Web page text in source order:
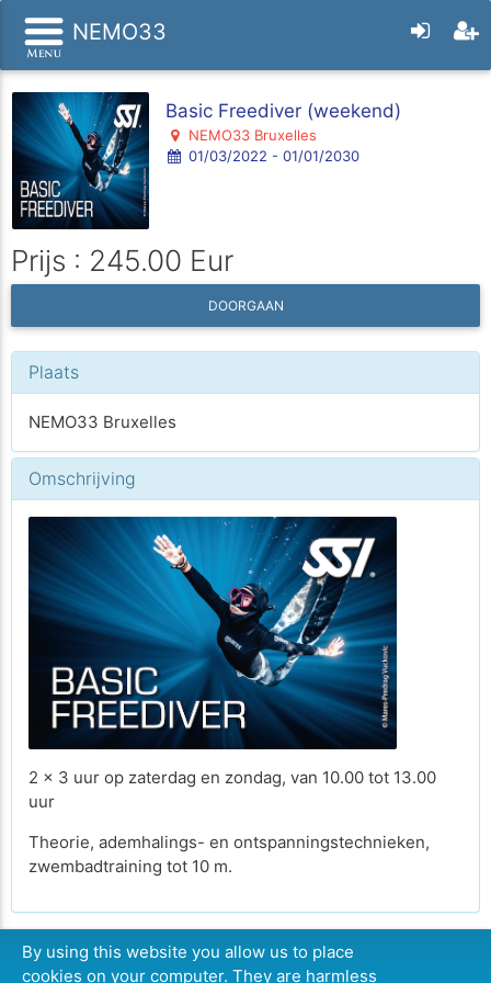
NEMO33
Basic Freediver (weekend)
NEMO33 Bruxelles
01/03/2022 - 01/01/2030
Prijs : 245.00 Eur
DOORGAAN
Plaats
NEMO33 Bruxelles
Omschrijving
2 x 3 uur op zaterdag en zondag, van 10.00 tot 13.00
uur
Theorie, ademhalings- en ontspanningstechnieken,
zwembadtraining tot 10 m.
By using this website you allow us to place
cookies on your computer. They are harmless